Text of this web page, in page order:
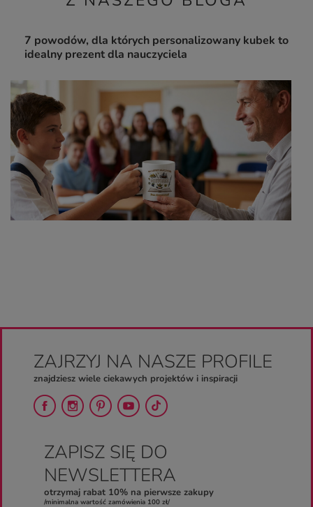
7 powodów, dla których personalizowany kubek to
idealny prezent dla nauczyciela
ZAJRZYJ NA NASZE PROFILE
znajdziesz wiele ciekawych projektów i inspiracji
ZAPISZ SIĘ DO
NEWSLETTERA
otrzymaj rabat 10% na pierwsze zakupy
/minimalna wartość zamówienia 100 zł/